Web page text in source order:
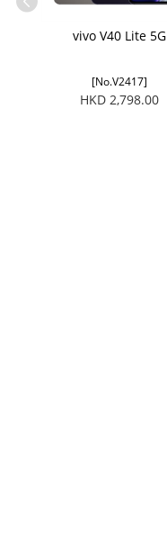
vivo V40 Lite 5G
[No.V2417]
HKD 2,798.00